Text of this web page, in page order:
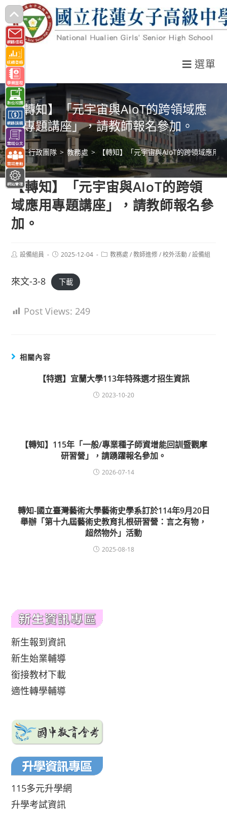
跳
轉
至
主
要
內
容
選單
【轉知】「元宇宙與AIoT的跨領域應
用專題講座」，請教師報名參加。
> 行政團隊 > 教務處 > 【轉知】「元宇宙與AIoT的跨領域應用
【轉知】「元宇宙與AIoT的跨領
域應用專題講座」，請教師報名參
加。
Post設備組員
Post2025-12-04
Post教務處 / 教師進修 / 校外活動 / 設備組
來文-3-8 下載
Post Views: 249
相關內容
【特選】宜蘭大學113年特殊選才招生資訊
2023-10-20
【轉知】115年「一般/專業種子師資增能回訓暨觀摩
研習營」，請踴躍報名參加。
2026-07-14
轉知-國立臺灣藝術大學藝術史學系訂於114年9月20日
舉辦「第十九屆藝術史教育扎根研習營：言之有物，
超然物外」活動
2025-08-18
新生報到資訊
新生始業輔導
銜接教材下載
適性轉學輔導
115多元升學網
升學考試資訊